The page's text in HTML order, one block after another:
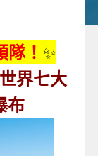
！ ✨
界七大
布